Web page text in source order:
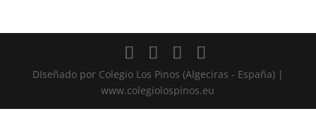
DIseñado por Colegio Los Pinos (Algeciras - España) |
www.colegiolospinos.eu